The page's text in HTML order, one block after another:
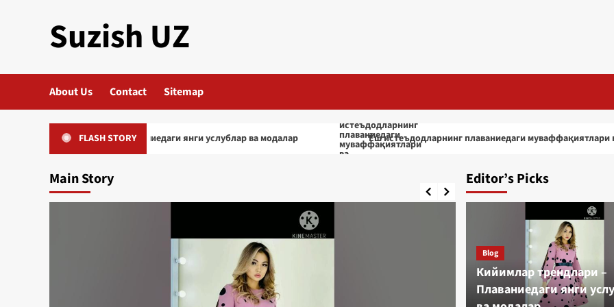
Suzish UZ
About Us Contact Sitemap
FLASH STORY
трендлари – Плаваниедаги янги услублар ва модалар Ёш истеъдодларнинг плаваниедаги муваффақиятлари ва
Main Story Editor’s Picks
Blog
Кийимлар трендлари –
Плаваниедаги янги